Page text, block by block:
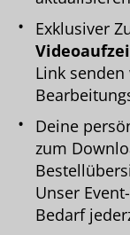
Exklusiver
Link
Deine
zum
Unser
Bedarf